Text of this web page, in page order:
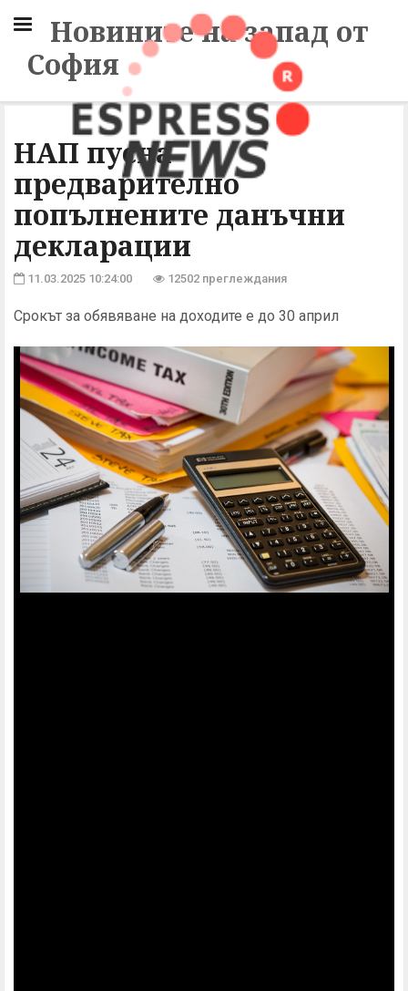
Новините на запад от
София
НАП пусна
предварително
попълнените данъчни
декларации
11.03.2025 10:24:00 12502 преглеждания
Срокът за обявяване на доходите е до 30 април